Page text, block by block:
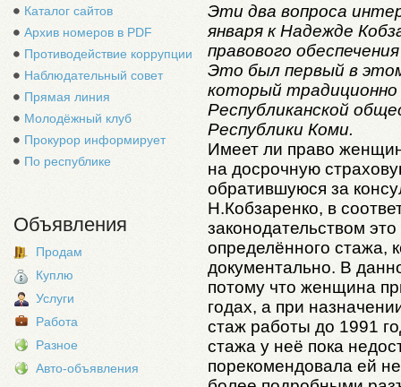
Каталог сайтов
Архив номеров в PDF
Противодействие коррупции
Наблюдательный совет
Прямая линия
Молодёжный клуб
Прокурор информирует
По республике
Объявления
Продам
Куплю
Услуги
Работа
Разное
Авто-объявления
Эти два вопроса
января к Надежде
правового
Это был первый в
который
Республиканской
Республики Коми.
Имеет ли право
на досрочную
обратившуюся за
Н.Кобзаренко, в
законодательством
определённого стажа,
документально. В
потому что женщина
годах, а при
стаж работы до 1991
стажа у неё пока
порекомендовала ей